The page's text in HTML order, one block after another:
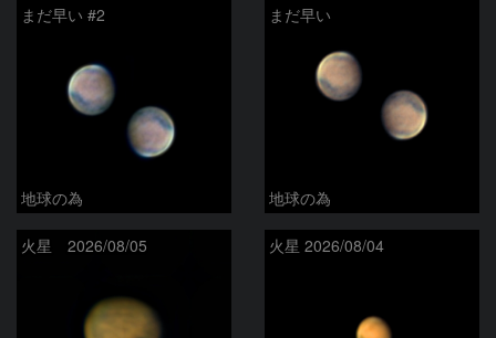
まだ早い #2
地球の為
まだ早い
地球の為
火星 2026/08/05 火星 2026/08/04